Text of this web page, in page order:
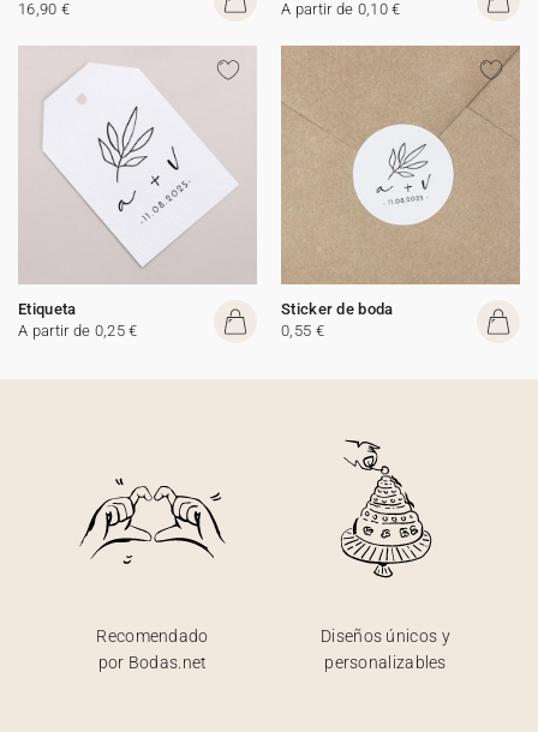
16,90 €
A partir de 0,10 €
Etiqueta
A partir de 0,25 €
Sticker de boda
0,55 €
Recomendado
por Bodas.net
Diseños únicos y
personalizables